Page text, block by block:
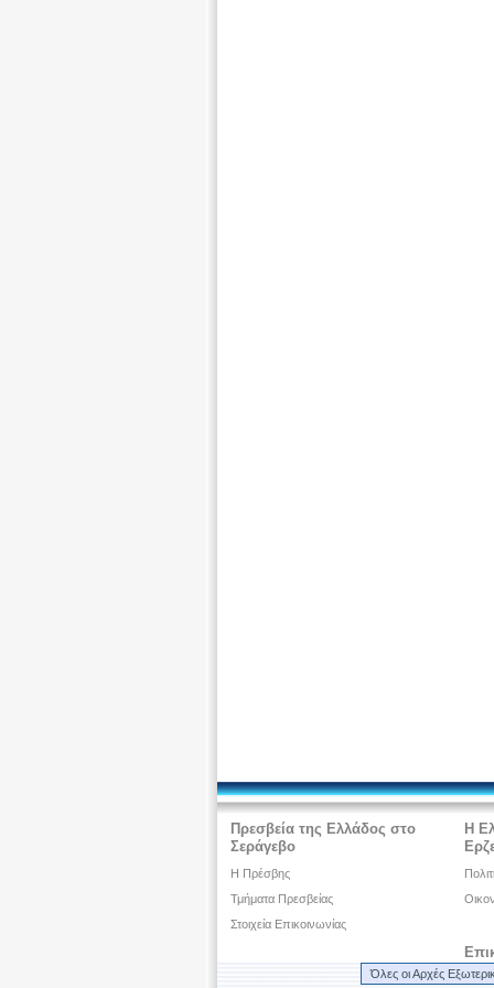
Πρεσβεία της Ελλάδος στο
Σεράγεβο
H Πρέσβης
Τμήματα Πρεσβείας
Στοιχεία Επικοινωνίας
Η
Όλες οι Αρχές